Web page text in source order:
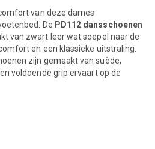
van deze dames
De PD112 dansschoenen
van zwart leer wat soepel naar de
en een klassieke uitstraling.
zijn gemaakt van suède,
voldoende grip ervaart op de